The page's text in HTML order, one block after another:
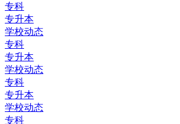
专科
专升本
学校动态
专科
专升本
学校动态
专科
专升本
学校动态
专科